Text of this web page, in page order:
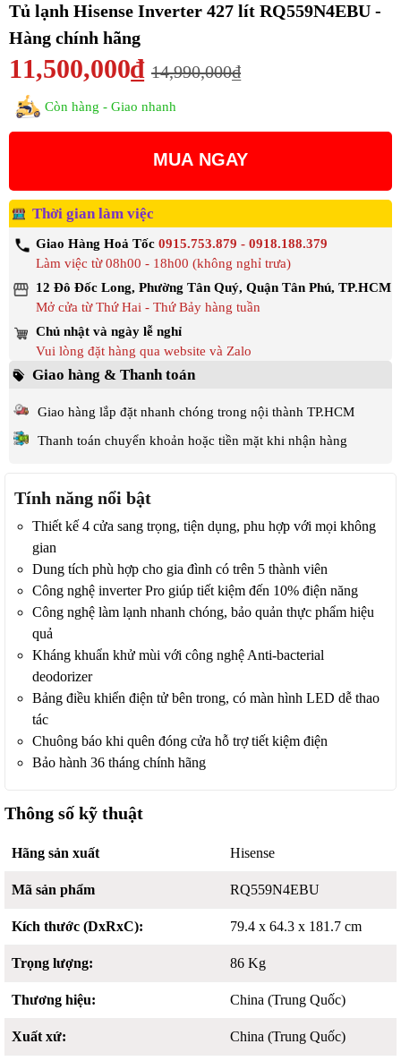
Tủ lạnh Hisense Inverter 427 lít RQ559N4EBU -
Hàng chính hãng
11,500,000₫ 14,990,000₫
Còn hàng - Giao nhanh
MUA NGAY
Thời gian làm việc
Giao Hàng Hoả Tốc 0915.753.879 - 0918.188.379
Làm việc từ 08h00 - 18h00 (không nghỉ trưa)
12 Đô Đốc Long, Phường Tân Quý, Quận Tân Phú, TP.HCM
Mở cửa từ Thứ Hai - Thứ Bảy hàng tuần
Chủ nhật và ngày lễ nghỉ
Vui lòng đặt hàng qua website và Zalo
Giao hàng & Thanh toán
Giao hàng lắp đặt nhanh chóng trong nội thành TP.HCM
Thanh toán chuyển khoản hoặc tiền mặt khi nhận hàng
Tính năng nổi bật
Thiết kế 4 cửa sang trọng, tiện dụng, phu hợp với mọi không
gian
Dung tích phù hợp cho gia đình có trên 5 thành viên
Công nghệ inverter Pro giúp tiết kiệm đến 10% điện năng
Công nghệ làm lạnh nhanh chóng, bảo quản thực phẩm hiệu
quả
Kháng khuẩn khử mùi với công nghệ Anti-bacterial
deodorizer
Bảng điều khiển điện tử bên trong, có màn hình LED dễ thao
tác
Chuông báo khi quên đóng cửa hỗ trợ tiết kiệm điện
Bảo hành 36 tháng chính hãng
Thông số kỹ thuật
Hãng sản xuất Hisense
Mã sản phẩm RQ559N4EBU
Kích thước (DxRxC): 79.4 x 64.3 x 181.7 cm
Trọng lượng: 86 Kg
Thương hiệu: China (Trung Quốc)
Xuất xứ: China (Trung Quốc)